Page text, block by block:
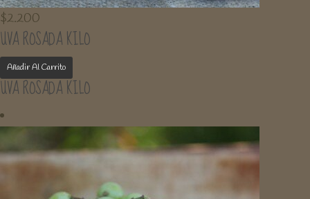
$2.200
UVA ROSADA KILO
Añadir Al Carrito
UVA ROSADA KILO